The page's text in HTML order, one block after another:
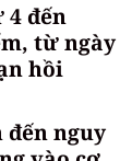
4 đến
từ ngày
hồi
đến nguy